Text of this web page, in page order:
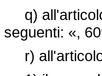
q)
seguenti: «,
r)